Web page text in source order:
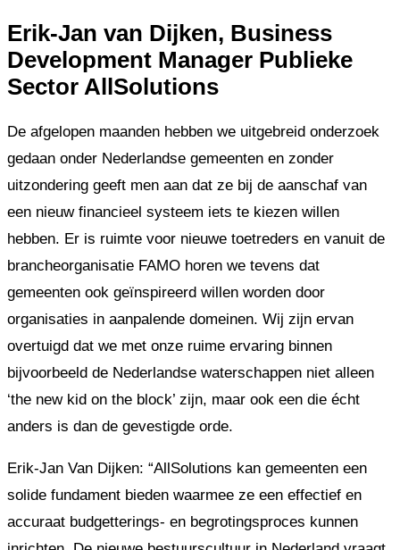
Erik-Jan van Dijken, Business
Development Manager Publieke
Sector AllSolutions
De afgelopen maanden hebben we uitgebreid onderzoek
gedaan onder Nederlandse gemeenten en zonder
uitzondering geeft men aan dat ze bij de aanschaf van
een nieuw financieel systeem iets te kiezen willen
hebben. Er is ruimte voor nieuwe toetreders en vanuit de
brancheorganisatie FAMO horen we tevens dat
gemeenten ook geïnspireerd willen worden door
organisaties in aanpalende domeinen. Wij zijn ervan
overtuigd dat we met onze ruime ervaring binnen
bijvoorbeeld de Nederlandse waterschappen niet alleen
‘the new kid on the block’ zijn, maar ook een die écht
anders is dan de gevestigde orde.
Erik-Jan Van Dijken: “AllSolutions kan gemeenten een
solide fundament bieden waarmee ze een effectief en
accuraat budgetterings- en begrotingsproces kunnen